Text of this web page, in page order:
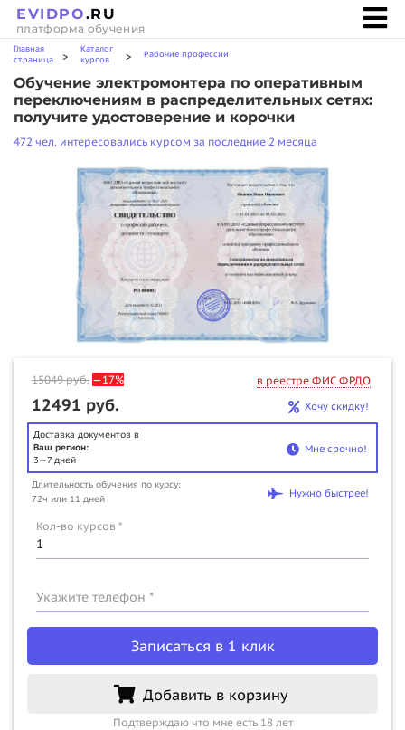
EVIDPO.RU
платформа обучения
Главная
страница
>
Каталог
курсов
> Рабочие профессии
Обучение электромонтера по оперативным
переключениям в распределительных сетях:
получите удостоверение и корочки
472 чел. интересовались курсом за последние 2 месяца
15049руб. —17% в реестре ФИС ФРДО
12491 руб. Хочу скидку!
Доставка документов в
Ваш регион:
3—7 дней
Мне срочно!
Длительность обучения по курсу:
72ч или 11 дней
Нужно быстрее!
Кол-во курсов *
Укажите телефон *
Записаться в 1 клик
Добавить в корзину
Подтверждаю что мне есть 18 лет